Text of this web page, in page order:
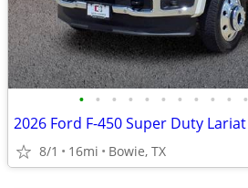
• • • • • • • • • • •
2026 Ford F-450 Super Duty Lariat
8/1 16mi Bowie, TX